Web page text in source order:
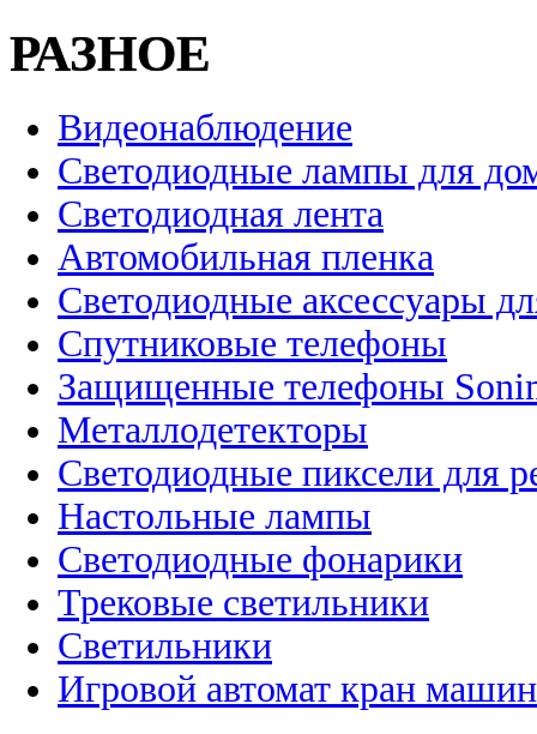
РАЗНОЕ
Видеонаблюдение
Светодиодные лампы для
Светодиодная лента
Автомобильная пленка
Светодиодные аксессуары
Спутниковые телефоны
Защищенные телефоны
Металлодетекторы
Светодиодные пиксели для
Настольные лампы
Светодиодные фонарики
Трековые светильники
Светильники
Игровой автомат кран